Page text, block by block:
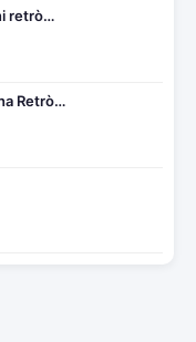
retrò…
Retrò…